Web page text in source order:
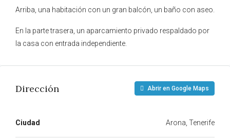
Arriba, una habitación con un gran balcón, un baño con aseo.
En la parte trasera, un aparcamiento privado respaldado por
la casa con entrada independiente.
Dirección Abrir en Google Maps
Ciudad Arona, Tenerife